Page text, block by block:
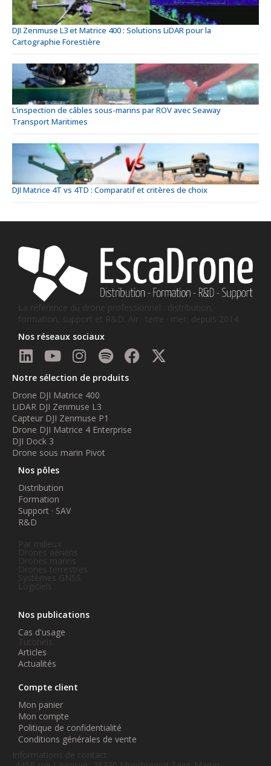
DJI Zenmuse L3 et Matrice 400 : Solutions LiDAR pour la
Cartographie Forestière
L’inspection de câbles sous-marins par ROV avec Seaway
Transport Maritimes
DJI Matrice 4T vs 4TD : Comparatif et critères de choix
La référence du drone professionnel : distribution,
formation, support et R&D. Air · terre · mer, depuis 2014.
Nos réseaux sociaux
Notre sélection de produits
Drone DJI Matrice 400
LiDAR DJI Zenmuse L3
Capteur DJI Zenmuse P1
Drone DJI Matrice 4 Enterprise
DJI Dock 3
Drone sous marin Pivot
Nos pôles
Distribution
Formation
Support · SAV
R&D
Drones aériens
Drones marins
Drones terrestres
Systèmes GNSS
Logiciels
Nos publications
Cas d'usage
Tutoriels
Articles
Actualités
Compte client
Mon panier
Mon compte
Politique de confidentialité
Conditions générales de vente
Informations de contact